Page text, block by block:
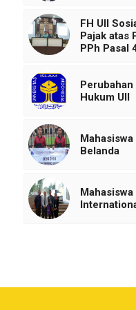
FH UII
Pajak atas
PPh Pasal
Hukum UII
Belanda